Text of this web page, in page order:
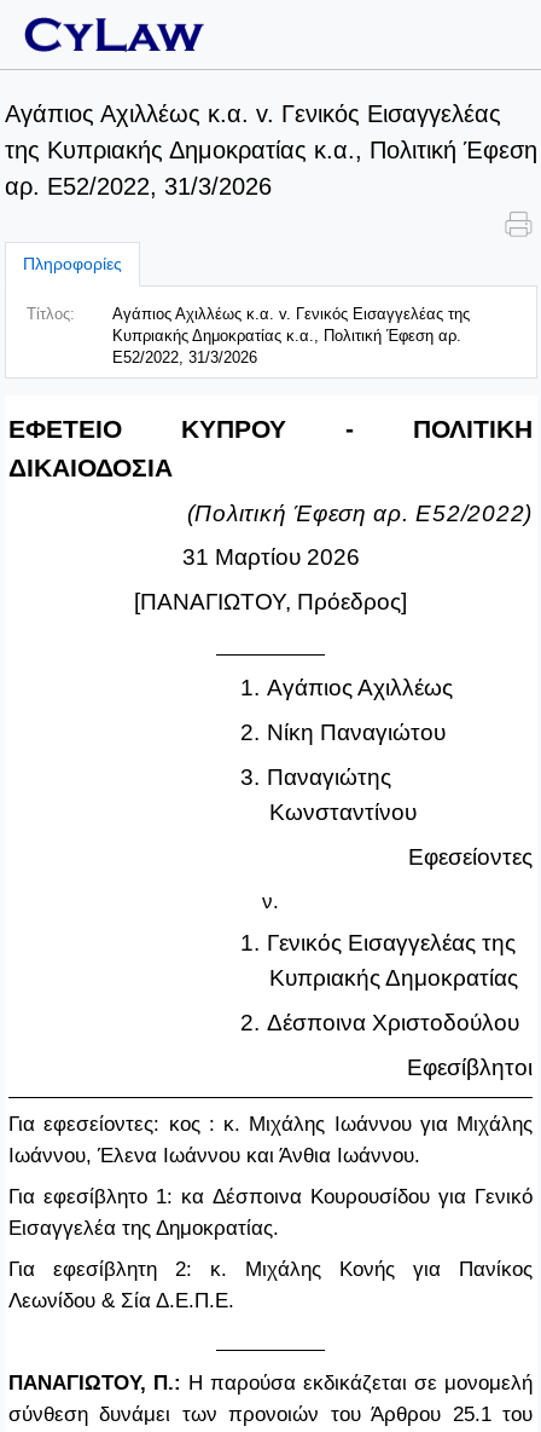
Αγάπιος Αχιλλέως κ.α. v. Γενικός Εισαγγελέας
της Κυπριακής Δημοκρατίας κ.α., Πολιτική Έφεση
αρ. Ε52/2022, 31/3/2026
Πληροφορίες
Τίτλος:
Αγάπιος Αχιλλέως κ.α. v. Γενικός Εισαγγελέας της
Κυπριακής Δημοκρατίας κ.α., Πολιτική Έφεση αρ.
Ε52/2022, 31/3/2026
ΕΦΕΤΕΙΟ ΚΥΠΡΟΥ - ΠΟΛΙΤΙΚΗ
ΔΙΚΑΙΟΔΟΣΙΑ
(Πολιτική Έφεση αρ. Ε52/2022)
31 Μαρτίου 2026
[ΠΑΝΑΓΙΩΤΟΥ, Πρόεδρος]
1. Αγάπιος Αχιλλέως
2. Νίκη Παναγιώτου
3. Παναγιώτης
Κωνσταντίνου
Εφεσείοντες
ν.
1. Γενικός Εισαγγελέας της
Κυπριακής Δημοκρατίας
2. Δέσποινα Χριστοδούλου
Εφεσίβλητοι
Για εφεσείοντες: κος : κ. Μιχάλης Ιωάννου για Μιχάλης
Ιωάννου, Έλενα Ιωάννου και Άνθια Ιωάννου.
Για εφεσίβλητο 1: κα Δέσποινα Κουρουσίδου για Γενικό
Εισαγγελέα της Δημοκρατίας.
Για εφεσίβλητη 2: κ. Μιχάλης Κονής για Πανίκος
Λεωνίδου & Σία Δ.Ε.Π.Ε.
ΠΑΝΑΓΙΩΤΟΥ, Π.: Η παρούσα εκδικάζεται σε μονομελή
σύνθεση δυνάμει των προνοιών του Άρθρου 25.1 του